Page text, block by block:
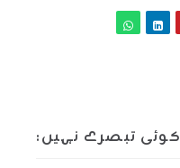
کوئی تبصرے نہیں: